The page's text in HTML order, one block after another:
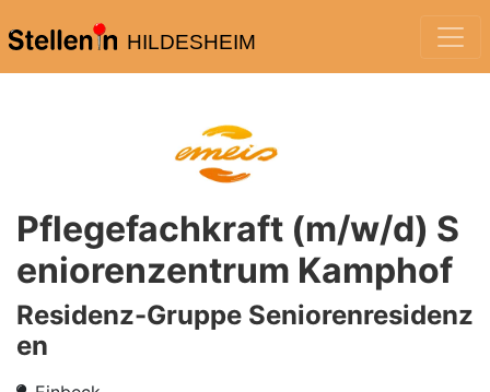
HILDESHEIM
Pflegefachkraft (m/w/d) S
eniorenzentrum Kamphof
Residenz-Gruppe Seniorenresidenz
en